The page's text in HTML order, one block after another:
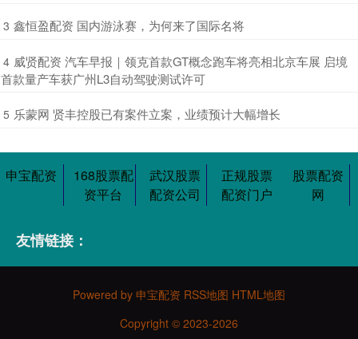
3 ​鑫恒盈配资 国内游泳赛，为何来了国际名将
4 ​威贤配资 汽车早报｜领克首款GT概念跑车将亮相北京车展 启境
首款量产车获广州L3自动驾驶测试许可
5 ​乐蒙网 贤丰控股已有案件立案，业绩预计大幅增长
申宝配资
168股票配
资平台
武汉股票
配资公司
正规股票
配资门户
股票配资
网
友情链接：
Powered by 申宝配资 RSS地图 HTML地图
Copyright © 2023-2026